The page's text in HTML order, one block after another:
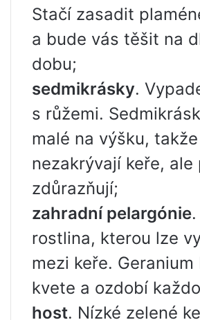
Stačí zasadit
a bude vás těšit na
dobu;
sedmikrásky.
s růžemi.
malé na výšku, takže
nezakrývají keře, ale
zdůrazňují;
zahradní pelargónie
rostlina, kterou lze
mezi keře. Geranium
kvete a ozdobí
host. Nízké zelené